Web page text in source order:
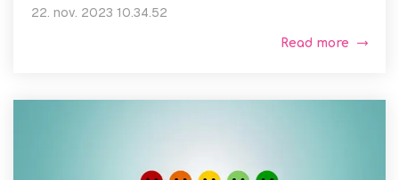
22. nov. 2023 10.34.52
Read more